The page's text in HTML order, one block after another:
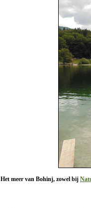
Het meer van Bohinj, zowel bij